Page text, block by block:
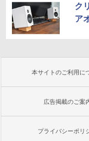
ク
ア
本サイトのご利用に
広告掲載のご案
プライバシーポリ